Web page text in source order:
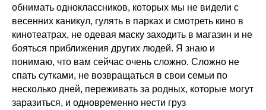
обнимать одноклассников, которых мы не видели с
весенних каникул, гулять в парках и смотреть кино в
кинотеатрах, не одевая маску заходить в магазин и не
бояться приближения других людей. Я знаю и
понимаю, что вам сейчас очень сложно. Сложно не
спать сутками, не возвращаться в свои семьи по
несколько дней, переживать за родных, которые могут
заразиться, и одновременно нести груз